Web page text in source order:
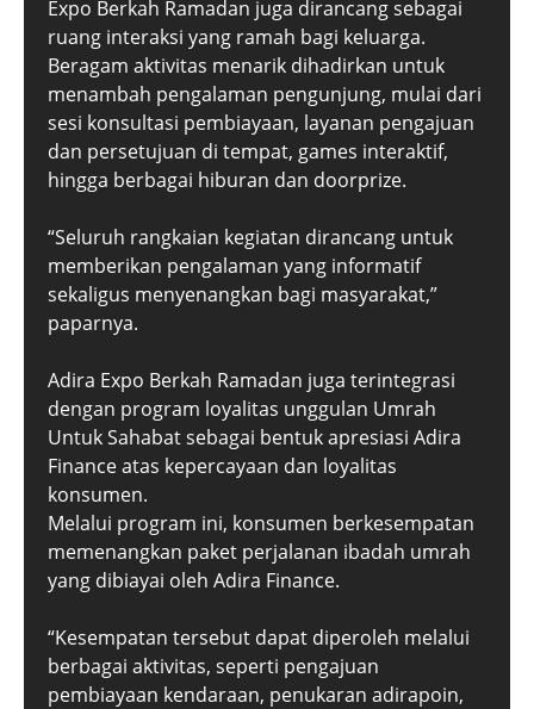
Expo Berkah Ramadan juga dirancang sebagai
ruang interaksi yang ramah bagi keluarga.
Beragam aktivitas menarik dihadirkan untuk
menambah pengalaman pengunjung, mulai dari
sesi konsultasi pembiayaan, layanan pengajuan
dan persetujuan di tempat, games interaktif,
hingga berbagai hiburan dan doorprize.
“Seluruh rangkaian kegiatan dirancang untuk
memberikan pengalaman yang informatif
sekaligus menyenangkan bagi masyarakat,”
paparnya.
Adira Expo Berkah Ramadan juga terintegrasi
dengan program loyalitas unggulan Umrah
Untuk Sahabat sebagai bentuk apresiasi Adira
Finance atas kepercayaan dan loyalitas
konsumen.
Melalui program ini, konsumen berkesempatan
memenangkan paket perjalanan ibadah umrah
yang dibiayai oleh Adira Finance.
“Kesempatan tersebut dapat diperoleh melalui
berbagai aktivitas, seperti pengajuan
pembiayaan kendaraan, penukaran adirapoin,